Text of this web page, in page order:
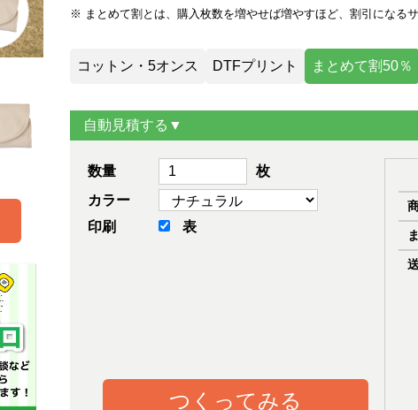
※ まとめて割とは、購入枚数を増やせば増やすほど、割引になる
コットン・5オンス DTFプリント まとめて割50％
自動見積する▼
数量
枚
カラー
印刷
表
つくってみる